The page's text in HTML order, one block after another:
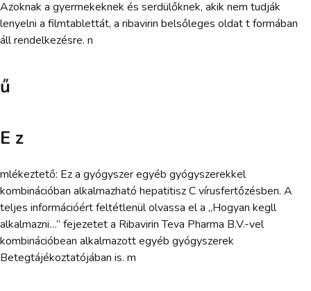
Azoknak a gyermekeknek és serdülőknek, akik nem tudják
lenyelni a filmtablettát, a ribavirin belsőleges oldat t formában
áll rendelkezésre. n
ű
E z
mlékeztető: Ez a gyógyszer egyéb gyógyszerekkel
kombinációban alkalmazható hepatitisz C vírusfertőzésben. A
teljes információért feltétlenül olvassa el a „Hogyan kegll
alkalmazni…” fejezetet a Ribavirin Teva Pharma B.V.-vel
kombinációbean alkalmazott egyéb gyógyszerek
Betegtájékoztatójában is. m